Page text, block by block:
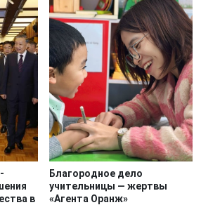
в
Благородное дело
учительницы — жертвы
«Агента Оранж»